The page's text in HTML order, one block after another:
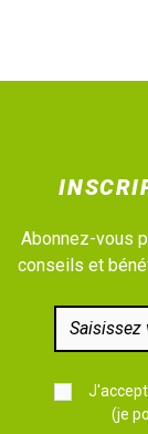
Abonnez-vous
conseils et
(je